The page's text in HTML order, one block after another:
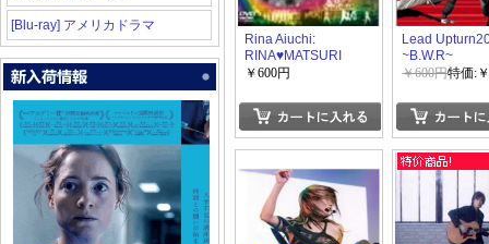
[Blu-ray] アメリカドラマ
Rina Aiuchi:
RINA♥MATSURI
2006
￥600円
Lead
~B.W.R~
￥600円特価: